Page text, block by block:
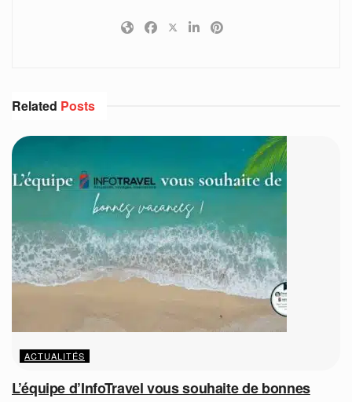
Related Posts
ACTUALITÉS
L’équipe d’InfoTravel vous souhaite de bonnes